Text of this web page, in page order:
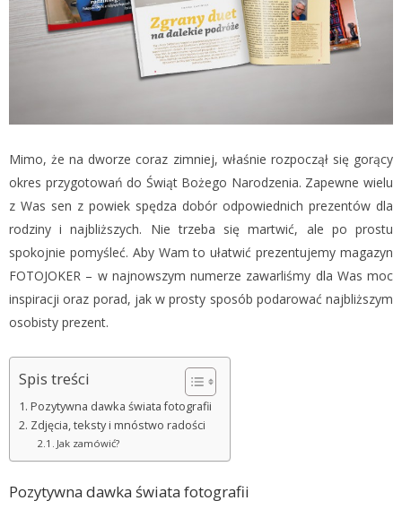
Mimo, że na dworze coraz zimniej, właśnie rozpoczął się gorący
okres przygotowań do Świąt Bożego Narodzenia. Zapewne wielu
z Was sen z powiek spędza dobór odpowiednich prezentów dla
rodziny i najbliższych. Nie trzeba się martwić, ale po prostu
spokojnie pomyśleć. Aby Wam to ułatwić prezentujemy magazyn
FOTOJOKER – w najnowszym numerze zawarliśmy dla Was moc
inspiracji oraz porad, jak w prosty sposób podarować najbliższym
osobisty prezent.
Spis treści
Pozytywna dawka świata fotografii
Zdjęcia, teksty i mnóstwo radości
Jak zamówić?
Pozytywna dawka świata fotografii